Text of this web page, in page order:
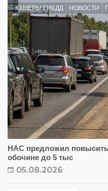
КАМЕРЫ ГИБДД НОВОСТИ
НАС предложил
обочине до 5 тыс
05.08.2026